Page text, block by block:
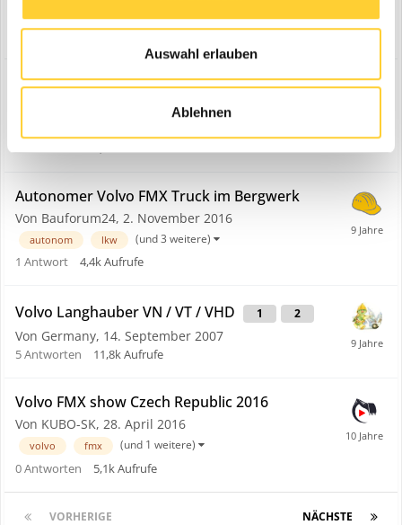
Auswahl erlauben
Ablehnen
Von Tobi_Laatzen,4. Februar 2011
5Antworten 9,3kAufrufe
Volvo Trucks Hybrid Konzeptfahrzeug
6. März 2017
0Antworten 3,9kAufrufe
Autonomer Volvo FMX Truck im Bergwerk
Von Bauforum24, 2. November 2016
autonom lkw (und 3 weitere)
1 Antwort 4,4kAufrufe
Volvo Langhauber VN / VT / VHD 1 2
Von Germany, 14. September 2007
5Antworten 11,8kAufrufe
Volvo FMX show Czech Republic 2016
Von KUBO-SK, 28. April 2016
volvo fmx (und 1 weitere)
0Antworten 5,1kAufrufe
VORHERIGE NÄCHSTE